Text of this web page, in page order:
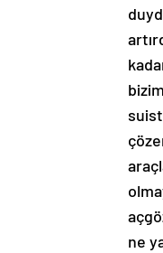
ne